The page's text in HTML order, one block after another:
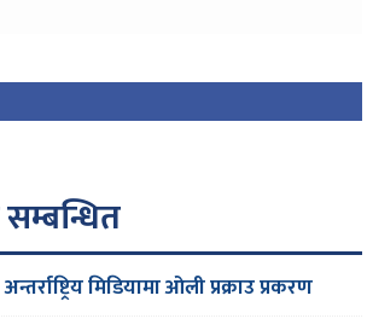
सम्बन्धित
अन्तर्राष्ट्रिय मिडियामा ओली प्रक्राउ प्रकरण